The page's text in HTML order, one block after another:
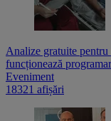
Analize gratuite
funcționează
Eveniment
18321 afișări